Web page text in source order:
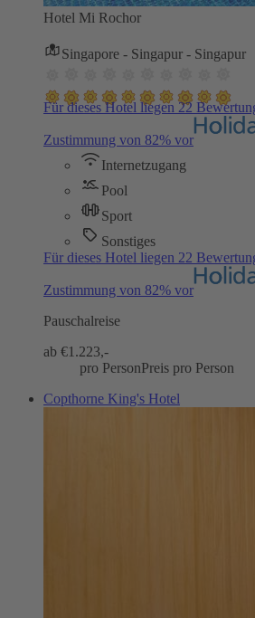
Hotel Mi Rochor
Singapore - Singapur - Singapur
Für dieses Hotel liegen 22
Zustimmung von 82% vor
Internetzugang
Pool
Sport
Sonstiges
Für dieses Hotel liegen 22
Zustimmung von 82% vor
Pauschalreise
ab €1.223,-
pro PersonPreis pro Person
Copthorne King's Hotel